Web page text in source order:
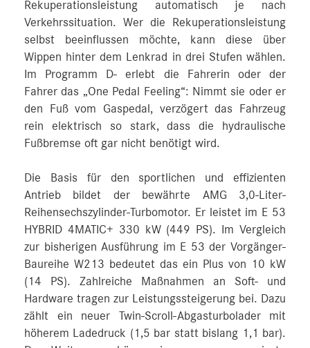
Rekuperationsleistung automatisch je nach
Verkehrssituation. Wer die Rekuperationsleistung
selbst beeinflussen möchte, kann diese über
Wippen hinter dem Lenkrad in drei Stufen wählen.
Im Programm D- erlebt die Fahrerin oder der
Fahrer das „One Pedal Feeling“: Nimmt sie oder er
den Fuß vom Gaspedal, verzögert das Fahrzeug
rein elektrisch so stark, dass die hydraulische
Fußbremse oft gar nicht benötigt wird.
Die Basis für den sportlichen und effizienten
Antrieb bildet der bewährte AMG 3,0-Liter-
Reihensechszylinder-Turbomotor. Er leistet im E 53
HYBRID 4MATIC+ 330 kW (449 PS). Im Vergleich
zur bisherigen Ausführung im E 53 der Vorgänger-
Baureihe W213 bedeutet das ein Plus von 10 kW
(14 PS). Zahlreiche Maßnahmen an Soft- und
Hardware tragen zur Leistungssteigerung bei. Dazu
zählt ein neuer Twin-Scroll-Abgasturbolader mit
höherem Ladedruck (1,5 bar statt bislang 1,1 bar).